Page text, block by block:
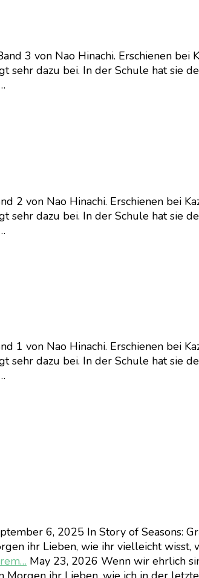
3 von Nao Hinachi. Erschienen
dazu bei. In der Schule hat sie
2 von Nao Hinachi. Erschienen bei
dazu bei. In der Schule hat sie
1 von Nao Hinachi. Erschienen bei
dazu bei. In der Schule hat sie
6, 2025 In Story of Seasons:
ihr Lieben, wie ihr vielleicht wisst,
May 23, 2026 Wenn wir ehrlich